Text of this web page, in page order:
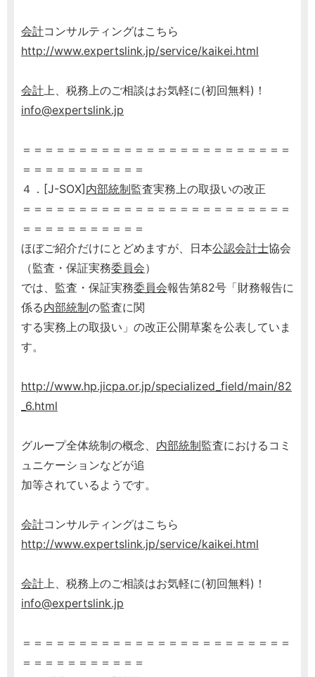
会計コンサルティングはこちら
http://www.expertslink.jp/service/kaikei.html
会計上、税務上のご相談はお気軽に(初回無料)！
info@expertslink.jp
＝＝＝＝＝＝＝＝＝＝＝＝＝＝＝＝＝＝＝＝＝＝＝＝
＝＝＝＝＝＝＝＝＝＝＝
４．[J-SOX] 内部統制監査実務上の取扱いの改正
＝＝＝＝＝＝＝＝＝＝＝＝＝＝＝＝＝＝＝＝＝＝＝＝
＝＝＝＝＝＝＝＝＝＝＝
ほぼご紹介だけにとどめますが、日本公認会計士協会
（監査・保証実務委員会）
では、監査・保証実務委員会報告第82号「財務報告に
係る内部統制の監査に関
する実務上の取扱い」の改正公開草案を公表していま
す。
http://www.hp.jicpa.or.jp/specialized_field/main/82
_6.html
グループ全体統制の概念、 内部統制監査におけるコミ
ュニケーションなどが追
加等されているようです。
会計コンサルティングはこちら
http://www.expertslink.jp/service/kaikei.html
会計上、税務上のご相談はお気軽に(初回無料)！
info@expertslink.jp
＝＝＝＝＝＝＝＝＝＝＝＝＝＝＝＝＝＝＝＝＝＝＝＝
＝＝＝＝＝＝＝＝＝＝＝